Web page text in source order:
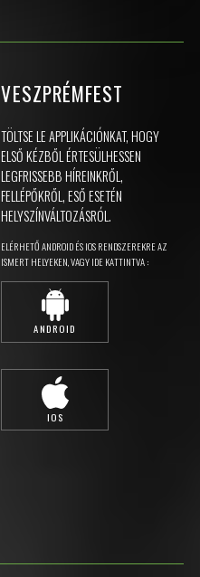
VESZPRÉMFEST
TÖLTSE LE APPLIKÁCIÓNKAT, HOGY
ELSŐ KÉZBŐL ÉRTESÜLHESSEN
LEGFRISSEBB HÍREINKRŐL,
FELLÉPŐKRŐL, ESŐ ESETÉN
HELYSZÍNVÁLTOZÁSRÓL.
ELÉRHETŐ ANDROID ÉS IOS RENDSZEREKRE AZ
ISMERT HELYEKEN, VAGY IDE KATTINTVA :
ANDROID
IOS